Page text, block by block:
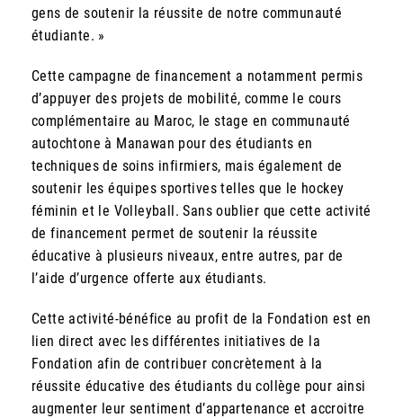
gens de soutenir la réussite de notre communauté
étudiante. »
Cette campagne de financement a notamment permis
d’appuyer des projets de mobilité, comme le cours
complémentaire au Maroc, le stage en communauté
autochtone à Manawan pour des étudiants en
techniques de soins infirmiers, mais également de
soutenir les équipes sportives telles que le hockey
féminin et le Volleyball. Sans oublier que cette activité
de financement permet de soutenir la réussite
éducative à plusieurs niveaux, entre autres, par de
l’aide d’urgence offerte aux étudiants.
Cette activité-bénéfice au profit de la Fondation est en
lien direct avec les différentes initiatives de la
Fondation afin de contribuer concrètement à la
réussite éducative des étudiants du collège pour ainsi
augmenter leur sentiment d’appartenance et accroitre